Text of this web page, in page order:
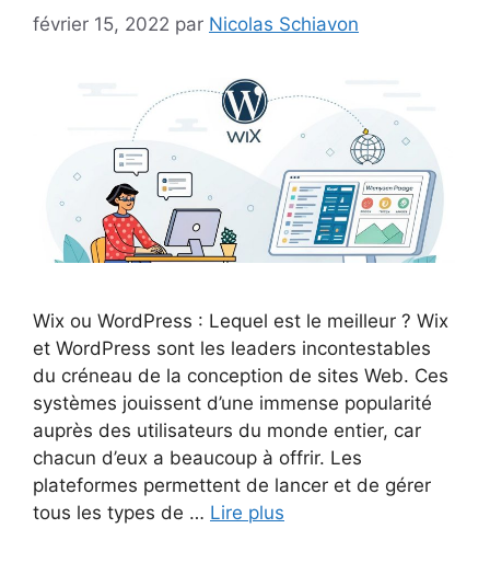
février 15, 2022 par Nicolas Schiavon
Wix ou WordPress : Lequel est le meilleur ? Wix
et WordPress sont les leaders incontestables
du créneau de la conception de sites Web. Ces
systèmes jouissent d’une immense popularité
auprès des utilisateurs du monde entier, car
chacun d’eux a beaucoup à offrir. Les
plateformes permettent de lancer et de gérer
tous les types de … Lire plus